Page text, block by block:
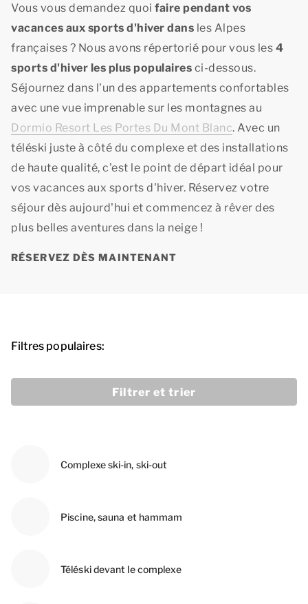
Vous vous demandez quoi faire pendant vos
vacances aux sports d'hiver dans les Alpes
françaises ? Nous avons répertorié pour vous les 4
sports d'hiver les plus populaires ci-dessous.
Séjournez dans l'un des appartements confortables
avec une vue imprenable sur les montagnes au
Dormio Resort Les Portes Du Mont Blanc. Avec un
téléski juste à côté du complexe et des installations
de haute qualité, c'est le point de départ idéal pour
vos vacances aux sports d'hiver. Réservez votre
séjour dès aujourd'hui et commencez à rêver des
plus belles aventures dans la neige !
RÉSERVEZ DÈS MAINTENANT
Filtres populaires:
Filtrer et trier
Complexe ski-in, ski-out
Piscine, sauna et hammam
Téléski devant le complexe